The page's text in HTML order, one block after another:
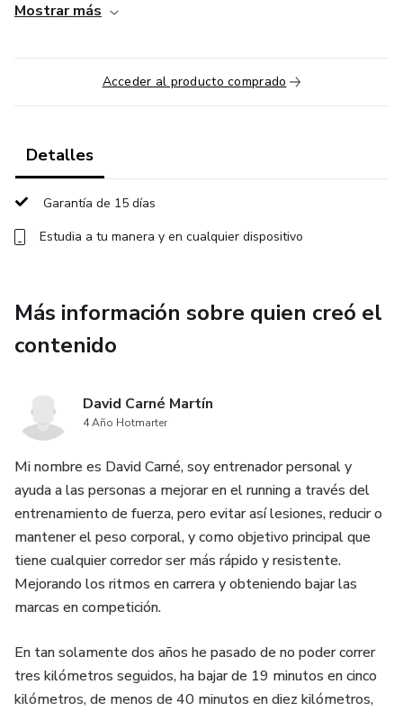
seguro, desde la creación de un calendario de
entrenamiento semanal hasta la planificación de
entrenamientos específicos para carreras.
Cómo la nutrición adecuada puede mejorar tu rendimiento y
recuperación, y los alimentos y nutrientes importantes para
los deportistas.
Cómo prevenir lesiones y manejarlas si ocurren, incluyendo
lesiones antes de que empeoren.
Consejos avanzados para deportistas, que te ayudarán a
experiencia de carrera.
niveles, desde principiantes hasta deportistas
experimentados que buscan mejorar su rendimiento y
reducir el riesgo de lesiones. Con una combinación de
lecciones teóricas y prácticas, estarás en el camino hacia
una carrera más saludable y satisfactoria.
Mostrar más
Acceder al producto comprado
Detalles
Garantía de 15 días
Estudia a tu manera y en cualquier dispositivo
Más información sobre quien creó el
contenido
David Carné Martín
4 Año Hotmarter
Mi nombre es David Carné, soy entrenador personal y
ayuda a las personas a mejorar en el running a través del
entrenamiento de fuerza, pero evitar así lesiones, reducir o
mantener el peso corporal, y como objetivo principal que
tiene cualquier corredor ser más rápido y resistente.
Mejorando los ritmos en carrera y obteniendo bajar las
marcas en competición.
En tan solamente dos años he pasado de no poder correr
tres kilómetros seguidos, ha bajar de 19 minutos en cinco
kilómetros, de menos de 40 minutos en diez kilómetros,